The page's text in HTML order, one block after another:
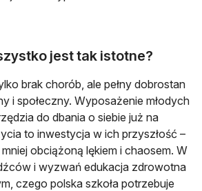
jest tak istotne?
brak chorób, ale pełny dobrostan
i społeczny. Wyposażenie młodych
do dbania o siebie już na
to inwestycja w ich przyszłość –
obciążoną lękiem i chaosem. W
i wyzwań edukacja zdrowotna
czego polska szkoła potrzebuje